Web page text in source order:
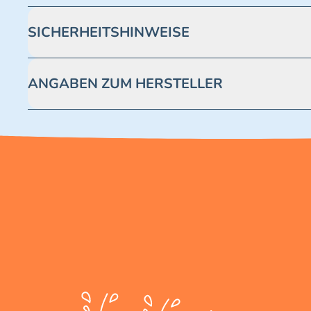
SICHERHEITSHINWEISE
ANGABEN ZUM HERSTELLER